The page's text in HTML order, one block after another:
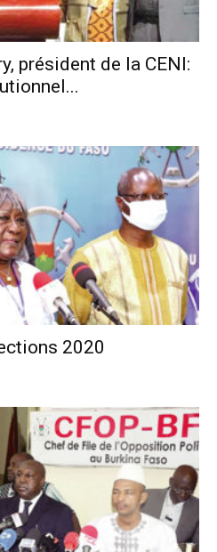
président de la CENI:
2020